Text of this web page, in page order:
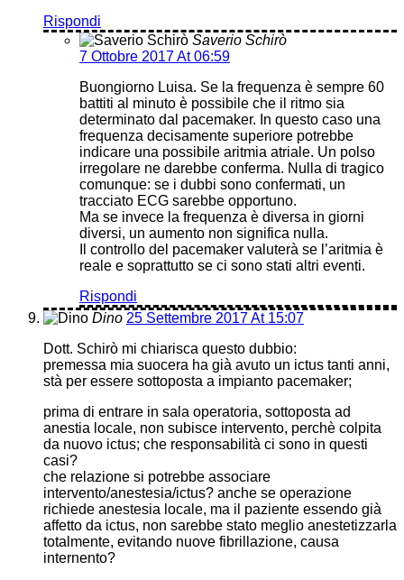
Rispondi
Saverio Schirò
7 Ottobre 2017 At 06:59
Buongiorno Luisa. Se la frequenza è sempre 60
battiti al minuto è possibile che il ritmo sia
determinato dal pacemaker. In questo caso una
frequenza decisamente superiore potrebbe
indicare una possibile aritmia atriale. Un polso
irregolare ne darebbe conferma. Nulla di tragico
comunque: se i dubbi sono confermati, un
tracciato ECG sarebbe opportuno.
Ma se invece la frequenza è diversa in giorni
diversi, un aumento non significa nulla.
Il controllo del pacemaker valuterà se l’aritmia è
reale e soprattutto se ci sono stati altri eventi.
Rispondi
Dino 25 Settembre 2017 At 15:07
Dott. Schirò mi chiarisca questo dubbio:
premessa mia suocera ha già avuto un ictus tanti anni,
stà per essere sottoposta a impianto pacemaker;
prima di entrare in sala operatoria, sottoposta ad
anestia locale, non subisce intervento, perchè colpita
da nuovo ictus; che responsabilità ci sono in questi
casi?
che relazione si potrebbe associare
intervento/anestesia/ictus? anche se operazione
richiede anestesia locale, ma il paziente essendo già
affetto da ictus, non sarebbe stato meglio anestetizzarla
totalmente, evitando nuove fibrillazione, causa
internento?